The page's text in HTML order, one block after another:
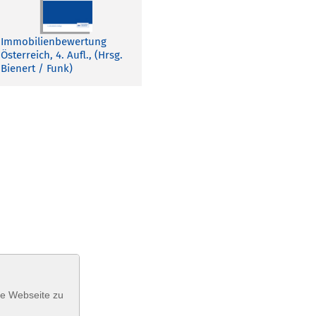
Immobilienbewertung
Österreich, 4. Aufl., (Hrsg.
Bienert / Funk)
Webseite zu